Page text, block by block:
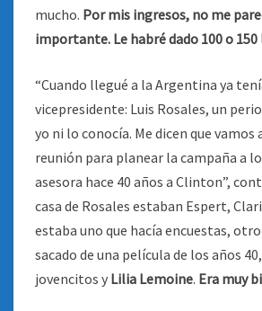
mucho. Por mis ingresos, no me
importante. Le habré dado 100 o 150
“Cuando llegué a la Argentina ya
vicepresidente: Luis Rosales, un
yo ni lo conocía. Me dicen que vamos
reunión para planear la campaña a
asesora hace 40 años a Clinton”,
casa de Rosales estaban Espert,
estaba uno que hacía encuestas,
sacado de una película de los años
jovencitos y Lilia Lemoine. Era muy